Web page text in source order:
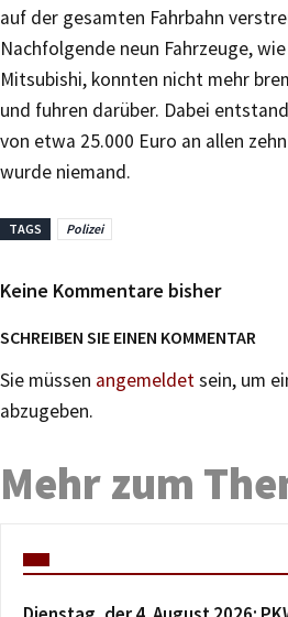
auf der gesamten Fahrbahn
Nachfolgende neun Fahrzeuge,
Mitsubishi, konnten nicht mehr
und fuhren darüber. Dabei
von etwa 25.000 Euro an allen
wurde niemand.
TAGS Polizei
Keine Kommentare bisher
SCHREIBEN SIE EINEN KOMMENTAR
Sie müssen angemeldetsein, um
abzugeben.
Mehr zum